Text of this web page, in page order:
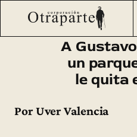
Saltar
Otraparte.org/ Corporación
Restrepo un parque
A
un
le quita
Por Uver Valencia